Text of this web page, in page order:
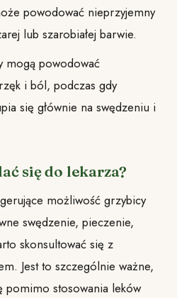
powodować nieprzyjemny
lub szarobiałej barwie.
mogą powodować
i ból, podczas gdy
się głównie na swędzeniu i
się do lekarza?
możliwość grzybicy
swędzenie, pieczenie,
skonsultować się z
Jest to szczególnie ważne,
pomimo stosowania leków